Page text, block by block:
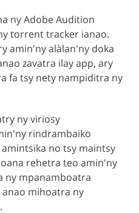
ny Adobe Audition
torrent tracker ianao.
amin'ny alàlan'ny doka
zavatra ilay app, ary
fa tsy nety nampiditra ny
ny viriosy
rindrambaiko
no tsy maintsy
rehetra teo amin'ny
ny mpanamboatra
mihoatra ny